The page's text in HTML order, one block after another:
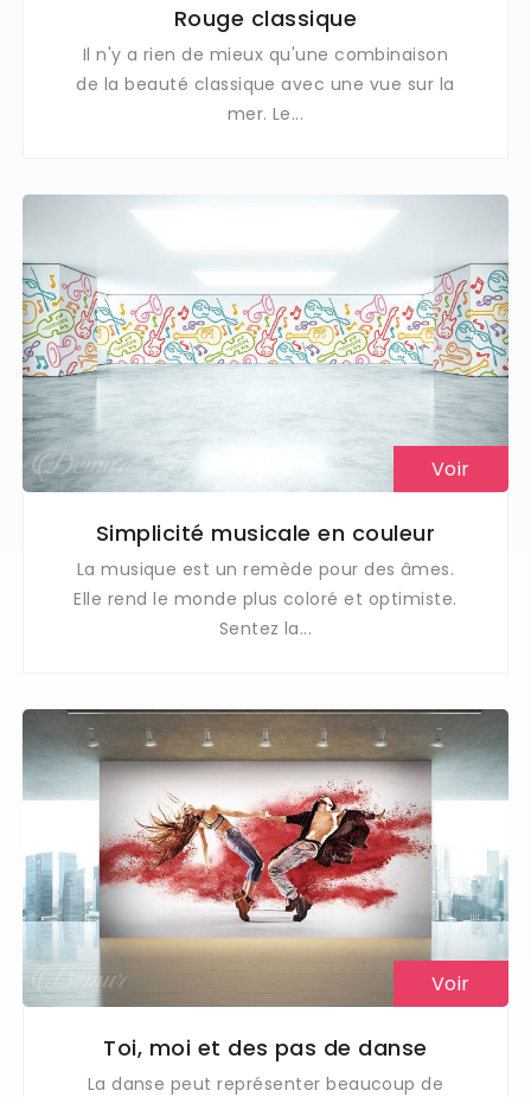
Rouge classique
Il n'y a rien de mieux qu'une combinaison
de la beauté classique avec une vue sur la
mer. Le...
Voir
Simplicité musicale en couleur
La musique est un remède pour des âmes.
Elle rend le monde plus coloré et optimiste.
Sentez la...
Voir
Toi, moi et des pas de danse
La danse peut représenter beaucoup de